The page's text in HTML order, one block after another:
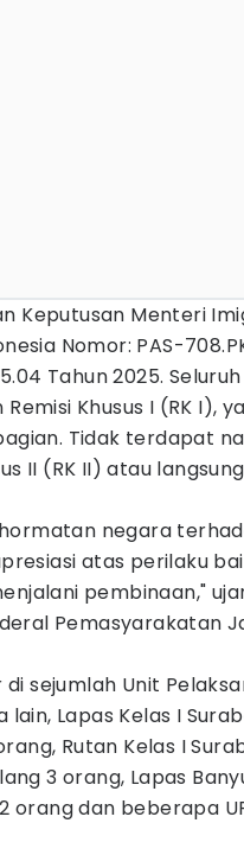
Keputusan Menteri
Nomor: PAS-
Tahun 2025.
Khusus I (RK I),
Tidak terdapat
II (RK II) atau
negara
atas perilaku
pembinaan,"
Pemasyarakatan
sejumlah Unit
Lapas Kelas I
Rutan Kelas I
3 orang, Lapas
orang dan beberapa